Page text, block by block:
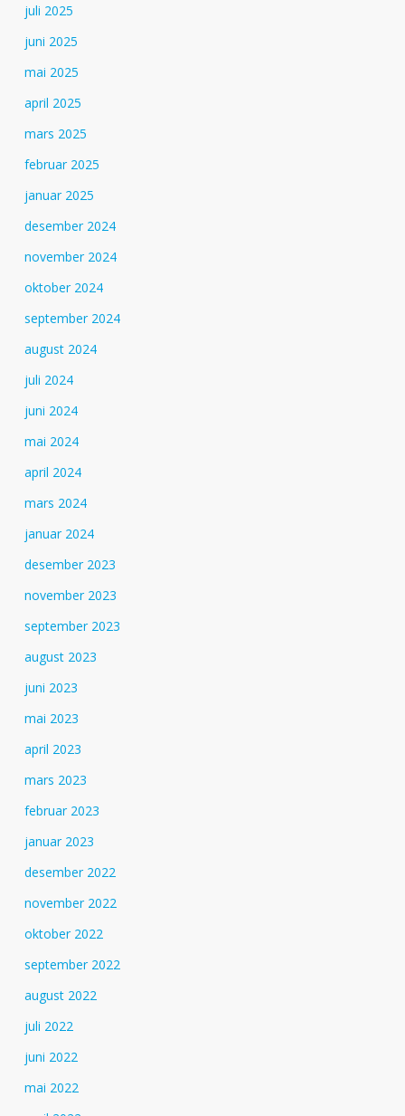
juli 2025
juni 2025
mai 2025
april 2025
mars 2025
februar 2025
januar 2025
desember 2024
november 2024
oktober 2024
september 2024
august 2024
juli 2024
juni 2024
mai 2024
april 2024
mars 2024
januar 2024
desember 2023
november 2023
september 2023
august 2023
juni 2023
mai 2023
april 2023
mars 2023
februar 2023
januar 2023
desember 2022
november 2022
oktober 2022
september 2022
august 2022
juli 2022
juni 2022
mai 2022